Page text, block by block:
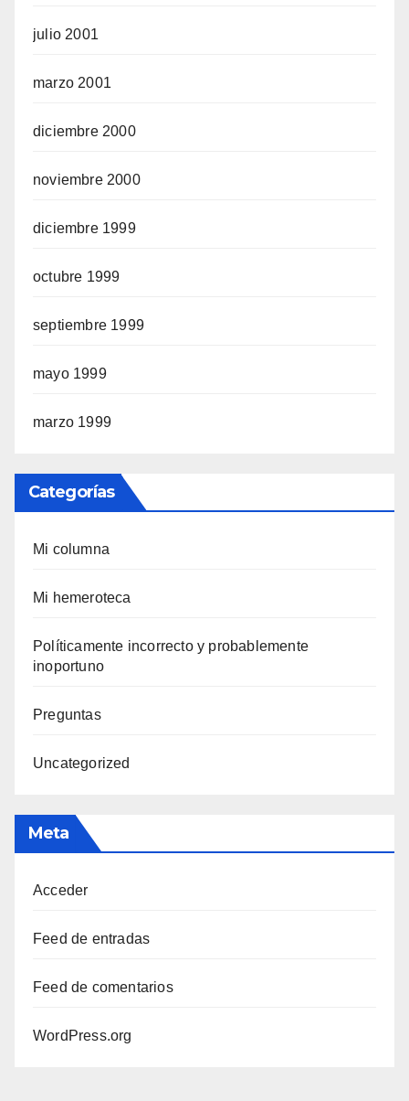
julio 2001
marzo 2001
diciembre 2000
noviembre 2000
diciembre 1999
octubre 1999
septiembre 1999
mayo 1999
marzo 1999
Categorías
Mi columna
Mi hemeroteca
Polí­ticamente incorrecto y probablemente
inoportuno
Preguntas
Uncategorized
Meta
Acceder
Feed de entradas
Feed de comentarios
WordPress.org